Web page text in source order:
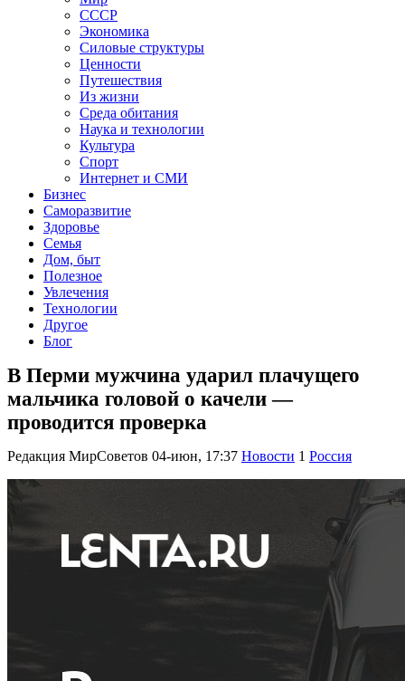
СССР
Экономика
Силовые структуры
Ценности
Путешествия
Из жизни
Среда обитания
Наука и технологии
Культура
Спорт
Интернет и СМИ
Бизнес
Саморазвитие
Здоровье
Семья
Дом, быт
Полезное
Увлечения
Технологии
Другое
Блог
В Перми мужчина ударил плачущего
мальчика головой о качели —
проводится проверка
Редакция МирСоветов 04-июн, 17:37 Новости 1 Россия